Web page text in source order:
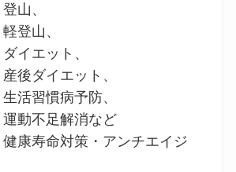
、
ト、
エット、
病予防、
解消など
対策・アンチエイジ